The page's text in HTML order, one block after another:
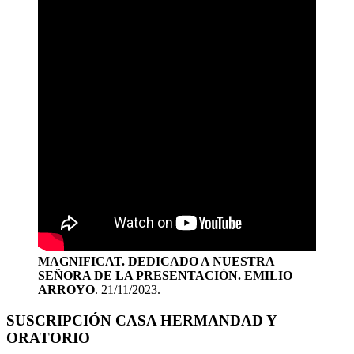
MAGNIFICAT. DEDICADO A NUESTRA
SEÑORA DE LA PRESENTACIÓN. EMILIO
ARROYO. 21/11/2023.
SUSCRIPCIÓN CASA HERMANDAD Y
ORATORIO